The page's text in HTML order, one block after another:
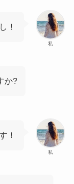
私
！
か?
私
！